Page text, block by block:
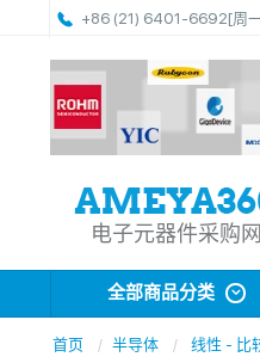
+86 (21) 6401-6692[周
电子元器件采购网
全部商品分类
首页 半导体 线性 - 比